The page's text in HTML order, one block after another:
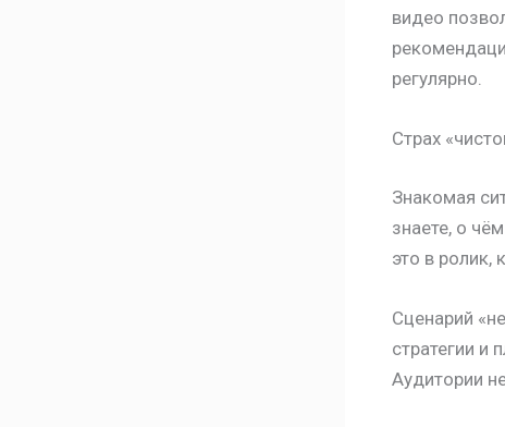
видео
регулярно.
Страх
Знакомая
знаете, о
это в ролик,
Сценарий
стратегии и
Аудитории